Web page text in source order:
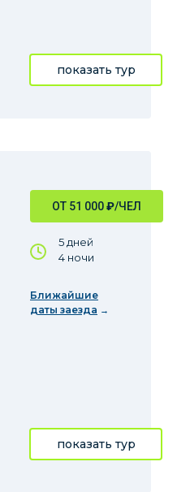
показать тур
ОТ 51 000₽/ЧЕЛ
5 дней
4 ночи
Ближайшие
даты заезда
показать тур